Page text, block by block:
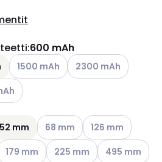
:600 mAh
vaihtoehdot
Katso käytettävissä olevat
1500 mAh Katso käytettävissä
2300 mAh
vaihtoehdotolevat vaihtoehdot
vaihtoehdot
52 mm Katso käytettävissä olevat
68 mm Katso
126 mm
vaihtoehdot
olevat vaihtoehdot
käytettävissä olevat
179 mm Katso käytettävissä
225 mm Katso
495 mm